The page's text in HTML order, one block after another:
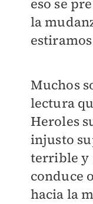
eso se
la
Muchos
lectura
Heroles
injusto
terrible y
conduce
hacia la